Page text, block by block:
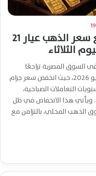
خلال الفترة المسائية – تراجع سعر الذهب عيار 21
المصرية تراجعًا
ملحوظًا خلال تعاملات اليوم الثلاثاء 21 يوليو 2026، حيث انخفض سعر جرام
مقارنة بمستويات التعاملات الصباحية،
جنيهًا للجرام. ويأتي هذا الانخفاض في ظل
الذهب المحلي، بالتزامن مع